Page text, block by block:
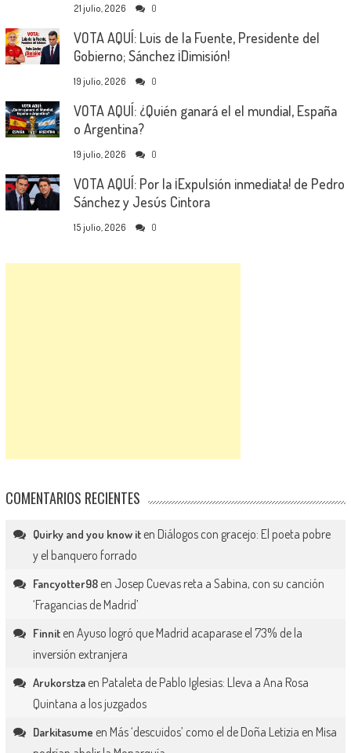
21 julio, 2026 0
VOTA AQUÍ: Luis de la Fuente, Presidente del
Gobierno; Sánchez ¡Dimisión!
19 julio, 2026 0
VOTA AQUÍ: ¿Quién ganará el el mundial, España
o Argentina?
19 julio, 2026 0
VOTA AQUÍ: Por la ¡Expulsión inmediata! de Pedro
Sánchez y Jesús Cintora
15 julio, 2026 0
COMENTARIOS RECIENTES
Quirky and you know iten Diálogos con gracejo: El poeta pobre
y el banquero forrado
Fancyotter98en Josep Cuevas reta a Sabina, con su canción
‘Fragancias de Madrid’
Finniten Ayuso logró que Madrid acaparase el 73% de la
inversión extranjera
Arukorstzaen Pataleta de Pablo Iglesias: Lleva a Ana Rosa
Quintana a los juzgados
Darkitasume en Más ‘descuidos’ como el de Doña Letizia en Misa